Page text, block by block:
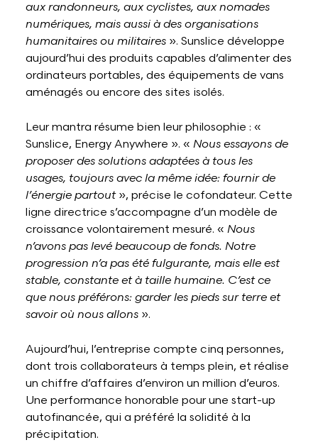
aux randonneurs, aux cyclistes, aux nomades
numériques, mais aussi à des organisations
humanitaires ou militaires ». Sunslice développe
aujourd’hui des produits capables d’alimenter des
ordinateurs portables, des équipements de vans
aménagés ou encore des sites isolés.
Leur mantra résume bien leur philosophie : «
Sunslice, Energy Anywhere ». « Nous essayons de
proposer des solutions adaptées à tous les
usages, toujours avec la même idée: fournir de
l’énergie partout», précise le cofondateur. Cette
ligne directrice s’accompagne d’un modèle de
croissance volontairement mesuré. « Nous
n’avons pas levé beaucoup de fonds. Notre
progression n’a pas été fulgurante, mais elle est
stable, constante et à taille humaine. C’est ce
que nous préférons: garder les pieds sur terre et
savoir où nous allons ».
Aujourd’hui, l’entreprise compte cinq personnes,
dont trois collaborateurs à temps plein, et réalise
un chiffre d’affaires d’environ un million d’euros.
Une performance honorable pour une start-up
autofinancée, qui a préféré la solidité à la
précipitation.